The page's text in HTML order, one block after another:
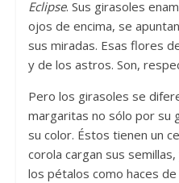
Eclipse. Sus girasoles
ojos de encima, se
sus miradas. Esas flores
y de los astros. Son,
Pero los girasoles se
margaritas no sólo por su
su color. Éstos tienen un
corola cargan sus
los pétalos como haces